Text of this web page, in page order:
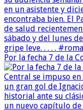
Por la fecha 7 de la